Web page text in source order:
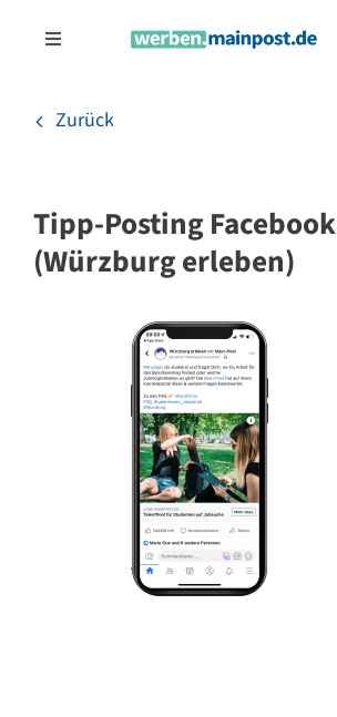
InhaltToggle
Onlinewerbung
Zurück
Tipp-Posting Facebook
(Würzburg erleben)